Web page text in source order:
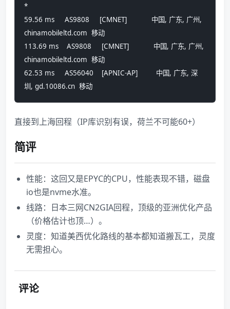
*
59.56 ms     AS9808     [CMNET]            中国, 广东, 广州,
chinamobileltd.com  移动
113.69 ms    AS9808     [CMNET]            中国, 广东, 广州,
chinamobileltd.com  移动
62.53 ms     AS56040    [APNIC-AP]         中国, 广东, 深
圳, gd.10086.cn  移动
直接到上海回程（IP库识别有误，荷兰不可能60+）
简评
性能：这回又是EPYC的CPU，性能表现不错，磁盘
io也是nvme水准。
线路：日本三网CN2GIA回程，顶级的亚洲优化产品
（价格估计也顶…）。
灵度：知道美西优化路线的基本都知道搬瓦工，灵度
无需担心。
评论